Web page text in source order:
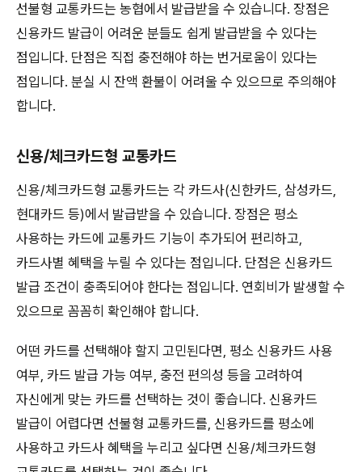
선불형 교통카드는 농협에서 발급받을 수 있습니다. 장점은
신용카드 발급이 어려운 분들도 쉽게 발급받을 수 있다는
점입니다. 단점은 직접 충전해야 하는 번거로움이 있다는
점입니다. 분실 시 잔액 환불이 어려울 수 있으므로 주의해야
합니다.
신용/체크카드형 교통카드
신용/체크카드형 교통카드는 각 카드사(신한카드, 삼성카드,
현대카드 등)에서 발급받을 수 있습니다. 장점은 평소
사용하는 카드에 교통카드 기능이 추가되어 편리하고,
카드사별 혜택을 누릴 수 있다는 점입니다. 단점은 신용카드
발급 조건이 충족되어야 한다는 점입니다. 연회비가 발생할 수
있으므로 꼼꼼히 확인해야 합니다.
어떤 카드를 선택해야 할지 고민된다면, 평소 신용카드 사용
여부, 카드 발급 가능 여부, 충전 편의성 등을 고려하여
자신에게 맞는 카드를 선택하는 것이 좋습니다. 신용카드
발급이 어렵다면 선불형 교통카드를, 신용카드를 평소에
사용하고 카드사 혜택을 누리고 싶다면 신용/체크카드형